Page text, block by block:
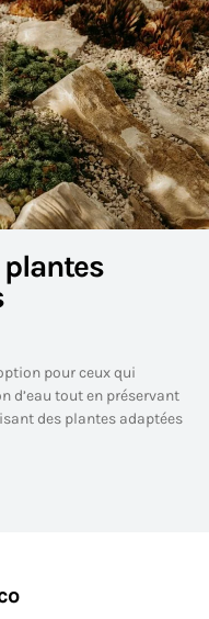
plantes
pour ceux qui
d’eau tout en préservant
des plantes adaptées